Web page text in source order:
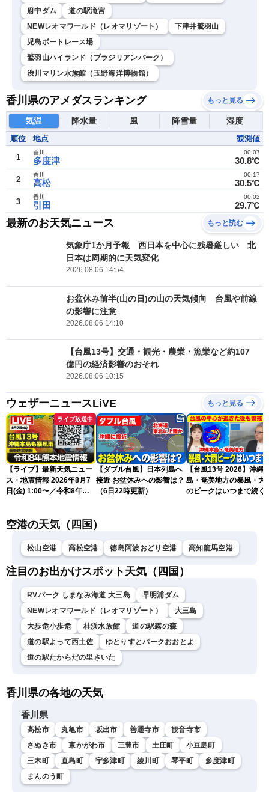
府中ダム
道の駅滝宮
NEWレオマワールド（レオマリゾート）
下津井鷲羽山
児島ボートレース場
鷲羽山ハイランド（ブラジリアンパーク）
渋川マリン水族館（玉野海洋博物館）
香川県のアメダスランキング もっと見る
気温 降水量 風 降雪量 湿度
順位 地点 観測値
1 多度津
香川
30.8℃
00:07
2 高松
香川
30.5℃
00:17
3 引田
香川
29.7℃
00:02
最新のお天気ニュース もっと読む
気象庁1か月予報 西日本を中心に残暑厳しい 北
日本は周期的に天気変化
2026.08.06 14:54
お盆休み前半(山の日)の山の天気傾向 台風や前線
の影響に注意
2026.08.06 14:10
【台風13号】交通・観光・農業・漁業など約107
億円の経済影響のおそれ
2026.08.06 10:15
ウェザーニュースLiVE もっと見る
ライブ放送中
【ライブ】最新天気ニュー
ス・地震情報 2026年8月7
日(金) 1:00〜／令和8年熊
スLiVE〉
【ダブル台風】日本列島へ
接近 お盆休みへの影響は？
（6日22時更新）
【台風13号 2026】沖縄
島・奄美地方の暴風・大
のピークはいつまで続く
空港の天気（四国）
松山空港 高松空港 徳島阿波おどり空港 高知龍馬空港
注目のお出かけスポット天気（四国）
RVパーク しまなみ海道 大三島
早明浦ダム
NEWレオマワールド（レオマリゾート）
大三島
大歩危小歩危
桂浜水族館
道の駅霧の森
道の駅よって西土佐
ゆとりすとパークおおとよ
道の駅たからだの里さいた
香川県の各地の天気
香川県
高松市 丸亀市 坂出市 善通寺市
観音寺市
さぬき市
東かがわ市 三豊市 土庄町
小豆島町
三木町
直島町 宇多津町 綾川町 琴平町
多度津町
まんのう町